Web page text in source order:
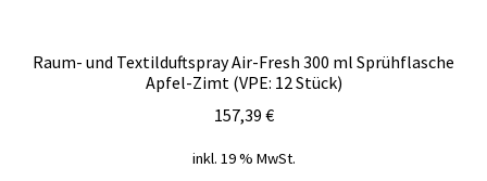
Raum- und Textilduftspray Air-Fresh 300 ml Sprühflasche
Apfel-Zimt (VPE: 12 Stück)
157,39 €
inkl. 19 % MwSt.